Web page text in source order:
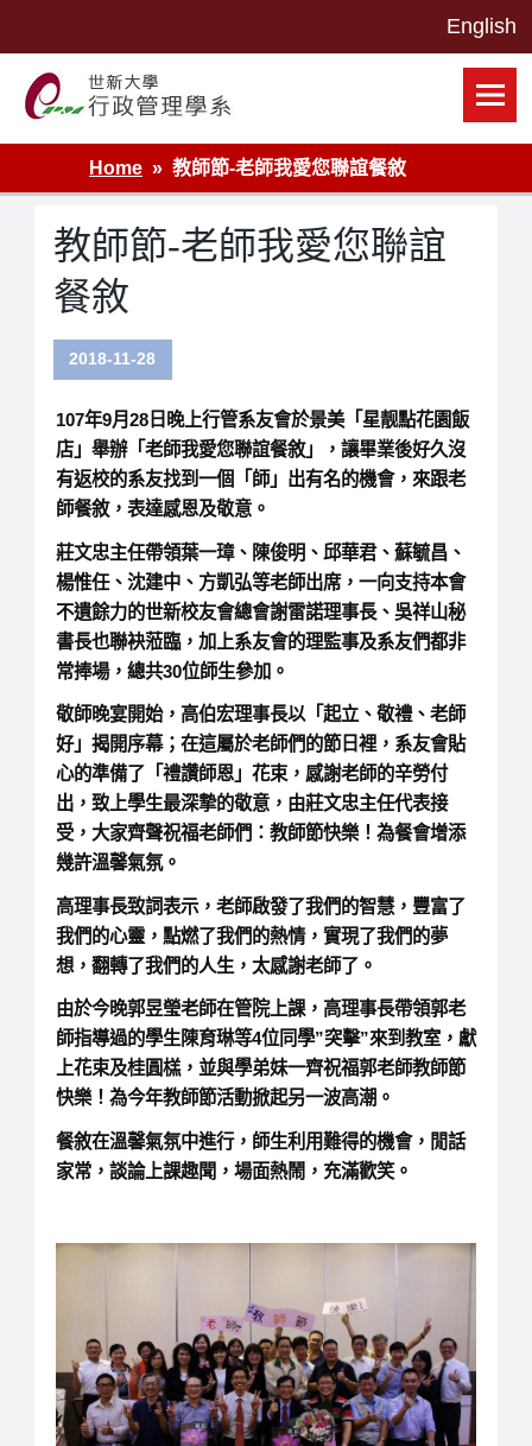
世新大學行政管理學系網站
Home
教師節-老師我愛您聯誼餐敘
教師節-老師我愛您聯誼
餐敘
2018-11-28
107年9月28日晚上行管系友會於景美「星靓點花園飯
店」舉辦「老師我愛您聯誼餐敘」，讓畢業後好久沒
有返校的系友找到一個「師」出有名的機會，來跟老
師餐敘，表達感恩及敬意。
莊文忠主任帶領葉一璋、陳俊明、邱華君、蘇毓昌、
楊惟任、沈建中、方凱弘等老師出席，一向支持本會
不遺餘力的世新校友會總會謝雷諾理事長、吳祥山秘
書長也聯袂蒞臨，加上系友會的理監事及系友們都非
常捧場，總共30位師生參加。
敬師晚宴開始，高伯宏理事長以「起立、敬禮、老師
好」揭開序幕；在這屬於老師們的節日裡，系友會貼
心的準備了「禮讚師恩」花束，感謝老師的辛勞付
出，致上學生最深摯的敬意，由莊文忠主任代表接
受，大家齊聲祝福老師們：教師節快樂！為餐會增添
幾許溫馨氣氛。
高理事長致詞表示，老師啟發了我們的智慧，豐富了
我們的心靈，點燃了我們的熱情，實現了我們的夢
想，翻轉了我們的人生，太感謝老師了。
由於今晚郭昱瑩老師在管院上課，高理事長帶領郭老
師指導過的學生陳育琳等4位同學”突擊”來到教室，獻
上花束及桂圓榚，並與學弟妹一齊祝福郭老師教師節
快樂！為今年教師節活動掀起另一波高潮。
餐敘在溫馨氣氛中進行，師生利用難得的機會，閒話
家常，談論上課趣聞，場面熱鬧，充滿歡笑。